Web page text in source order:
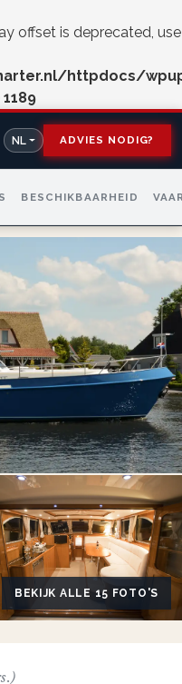
offset is deprecated, use
httpdocs/
1189
NL ADVIES NODIG?
BESCHIKBAARHEID
BEKIJK ALLE 15 FOTO'S